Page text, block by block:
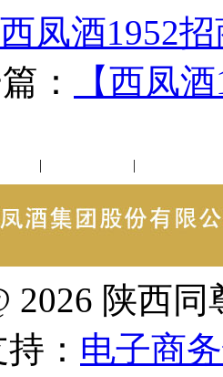
西凤酒1952
【西凤
| |
2026 陕西
： 电子商